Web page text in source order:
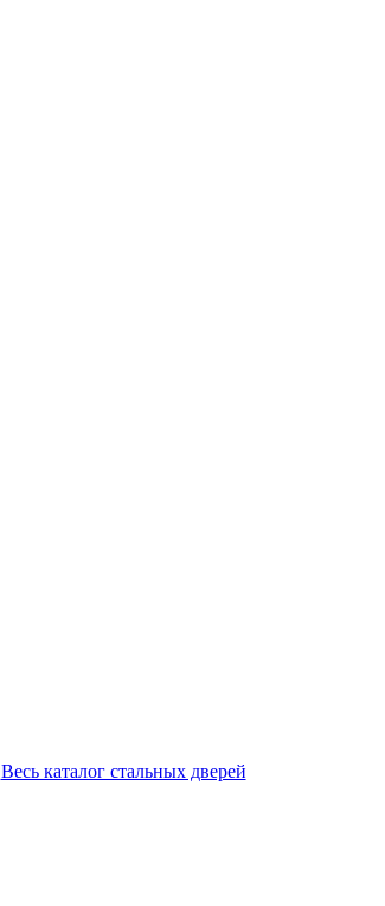
Весь каталог стальных дверей